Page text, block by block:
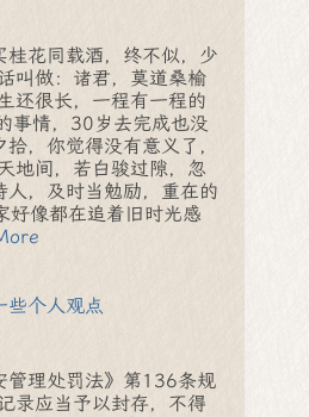
桂花同载酒，终不似，少
叫做：诸君，莫道桑榆
还很长，一程有一程的
事情，30岁去完成也没
，你觉得没有意义了，
地间，若白骏过隙，忽
人，及时当勉励，重在的
好像都在追着旧时光感
些个人观点
管理处罚法》第136条规
录应当予以封存，不得